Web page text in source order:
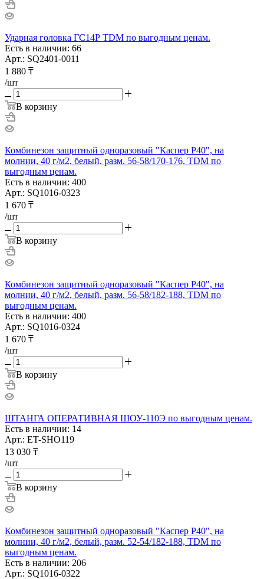
Ударная головка ГС14Р TDM по выгодным ценам.
Есть в наличии: 66
Арт.: SQ2401-0011
1 880 ₸
/шт
В корзину
Комбинезон защитный одноразовый "Каспер Р40", на
молнии, 40 г/м2, белый, разм. 56-58/170-176, TDM по
выгодным ценам.
Есть в наличии: 400
Арт.: SQ1016-0323
1 670 ₸
/шт
В корзину
Комбинезон защитный одноразовый "Каспер Р40", на
молнии, 40 г/м2, белый, разм. 56-58/182-188, TDM по
выгодным ценам.
Есть в наличии: 400
Арт.: SQ1016-0324
1 670 ₸
/шт
В корзину
ШТАНГА ОПЕРАТИВНАЯ ШОУ-110Э по выгодным ценам.
Есть в наличии: 14
Арт.: ET-SHO119
13 030 ₸
/шт
В корзину
Комбинезон защитный одноразовый "Каспер Р40", на
молнии, 40 г/м2, белый, разм. 52-54/182-188, TDM по
выгодным ценам.
Есть в наличии: 206
Арт.: SQ1016-0322